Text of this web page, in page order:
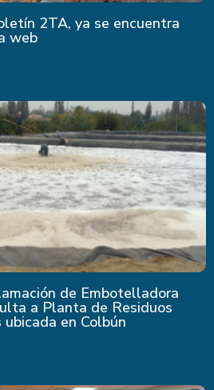
2TA, ya se encuentra
web
de Embotelladora
a Planta de Residuos
en Colbún